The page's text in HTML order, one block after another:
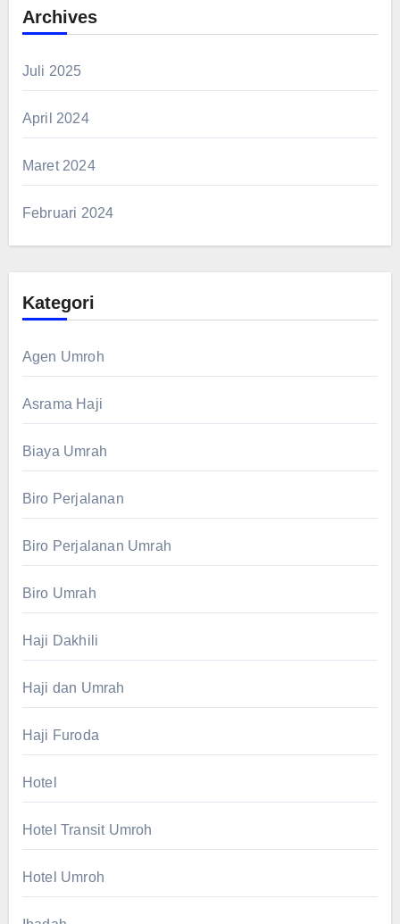
Archives
Juli 2025
April 2024
Maret 2024
Februari 2024
Kategori
Agen Umroh
Asrama Haji
Biaya Umrah
Biro Perjalanan
Biro Perjalanan Umrah
Biro Umrah
Haji Dakhili
Haji dan Umrah
Haji Furoda
Hotel
Hotel Transit Umroh
Hotel Umroh